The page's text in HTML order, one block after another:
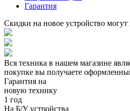
Гарантия
Скидки на новое устройство могут
Вся техника в нашем магазине
покупке вы получаете
Гарантия на
новую технику
1 год
На Б/У устройства